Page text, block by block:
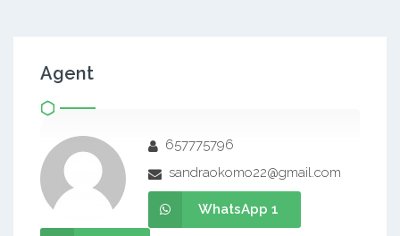
Agent
657775796
sandraokomo22@gmail.com
WhatsApp 1